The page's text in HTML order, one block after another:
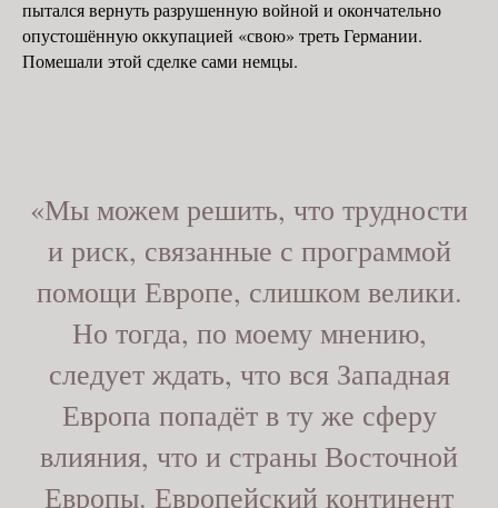
пытался вернуть разрушенную войной и окончательно
опустошённую оккупацией «свою» треть Германии.
Помешали этой сделке сами немцы.
«Мы можем решить, что трудности
и риск, связанные с программой
помощи Европе, слишком велики.
Но тогда, по моему мнению,
следует ждать, что вся Западная
Европа попадёт в ту же сферу
влияния, что и страны Восточной
Европы. Европейский континент